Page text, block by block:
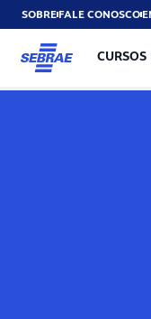
SOBREFALE CONOSCO